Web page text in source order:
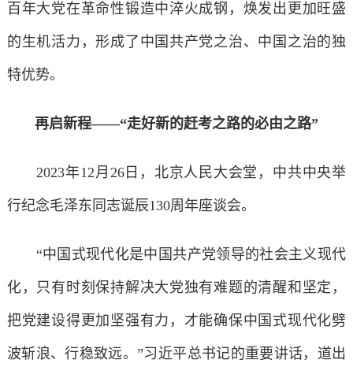
百年大党在革命性锻造中淬火成钢，焕发出更加旺盛
的生机活力，形成了中国共产党之治、中国之治的独
特优势。
再启新程——“走好新的赶考之路的必由之路”
2023年12月26日，北京人民大会堂，中共中央举
行纪念毛泽东同志诞辰130周年座谈会。
“中国式现代化是中国共产党领导的社会主义现代
化，只有时刻保持解决大党独有难题的清醒和坚定，
把党建设得更加坚强有力，才能确保中国式现代化劈
波斩浪、行稳致远。”习近平总书记的重要讲话，道出